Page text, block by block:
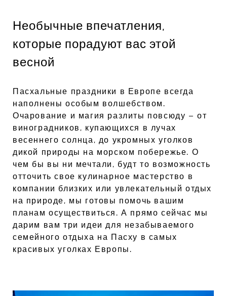
Необычные впечатления,
которые порадуют вас этой
весной
Пасхальные праздники в Европе всегда
наполнены особым волшебством.
Очарование и магия разлиты повсюду – от
виноградников, купающихся в лучах
весеннего солнца, до укромных уголков
дикой природы на морском побережье. О
чем бы вы ни мечтали, будт то возможность
отточить свое кулинарное мастерство в
компании близких или увлекательный отдых
на природе, мы готовы помочь вашим
планам осуществиться. А прямо сейчас мы
дарим вам три идеи для незабываемого
семейного отдыха на Пасху в самых
красивых уголках Европы.